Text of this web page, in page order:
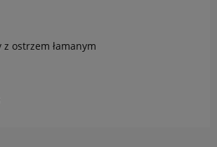
ostrzem łamanym